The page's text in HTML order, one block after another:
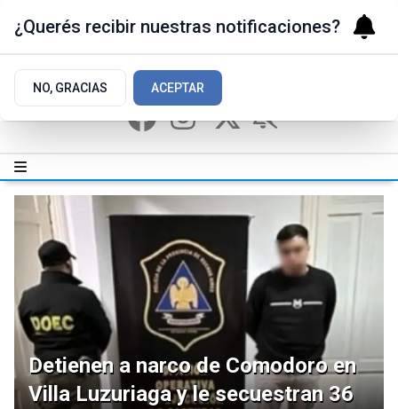
Detienen a narco de Comodoro en
Villa Luzuriaga y le secuestran 36
¿Querés recibir nuestras notificaciones?
NO, GRACIAS ACEPTAR